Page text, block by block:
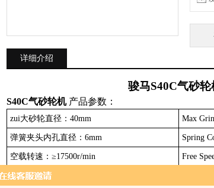
详细介绍
骏马S40C气砂轮
S40C气砂轮机 产品参数：
zui大砂轮直径：40mm Max
弹簧夹头内孔直径：6mm Spring
空载转速：≥17500r/min Free
气管内径：8mm Air